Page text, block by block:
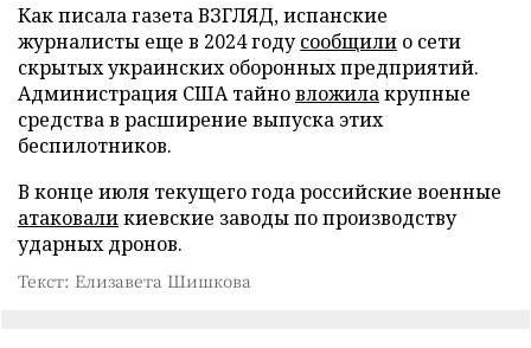
Как писала газета ВЗГЛЯД, испанские
журналисты еще в 2024 годусообщили о сети
скрытых украинских оборонных предприятий.
Администрация США тайновложилакрупные
средства в расширение выпуска этих
беспилотников.
В конце июля текущего года российские военные
атаковаликиевские заводы по производству
ударных дронов.
Текст: Елизавета Шишкова